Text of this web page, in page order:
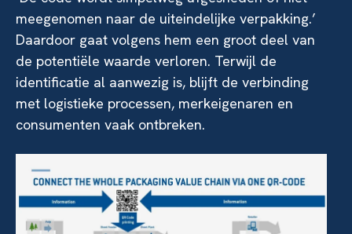
meegenomen naar de uiteindelijke verpakking.’
Daardoor gaat volgens hem een groot deel van
de potentiële waarde verloren. Terwijl de
identificatie al aanwezig is, blijft de verbinding
met logistieke processen, merkeigenaren en
consumenten vaak ontbreken.